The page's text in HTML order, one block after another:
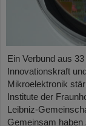
Ein Verbund aus
Innovationskraft
Mikroelektronik
Institute der
Leibniz-
Gemeinsam haben